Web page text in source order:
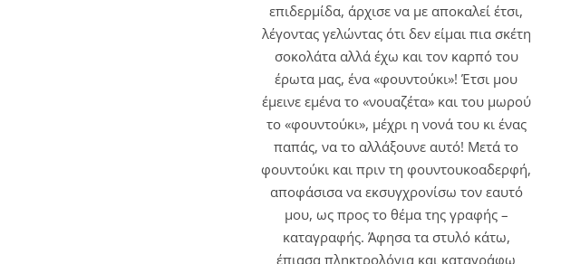
επιδερμίδα, άρχισε να με αποκαλεί έτσι,
λέγοντας γελώντας ότι δεν είμαι πια σκέτη
σοκολάτα αλλά έχω και τον καρπό του
έρωτα μας, ένα «φουντούκι»! Έτσι μου
έμεινε εμένα το «νουαζέτα» και του μωρού
το «φουντούκι», μέχρι η νονά του κι ένας
παπάς, να το αλλάξουνε αυτό! Μετά το
φουντούκι και πριν τη φουντουκοαδερφή,
αποφάσισα να εκσυγχρονίσω τον εαυτό
μου, ως προς το θέμα της γραφής –
καταγραφής. Άφησα τα στυλό κάτω,
έπιασα πληκτρολόγια και καταγράφω